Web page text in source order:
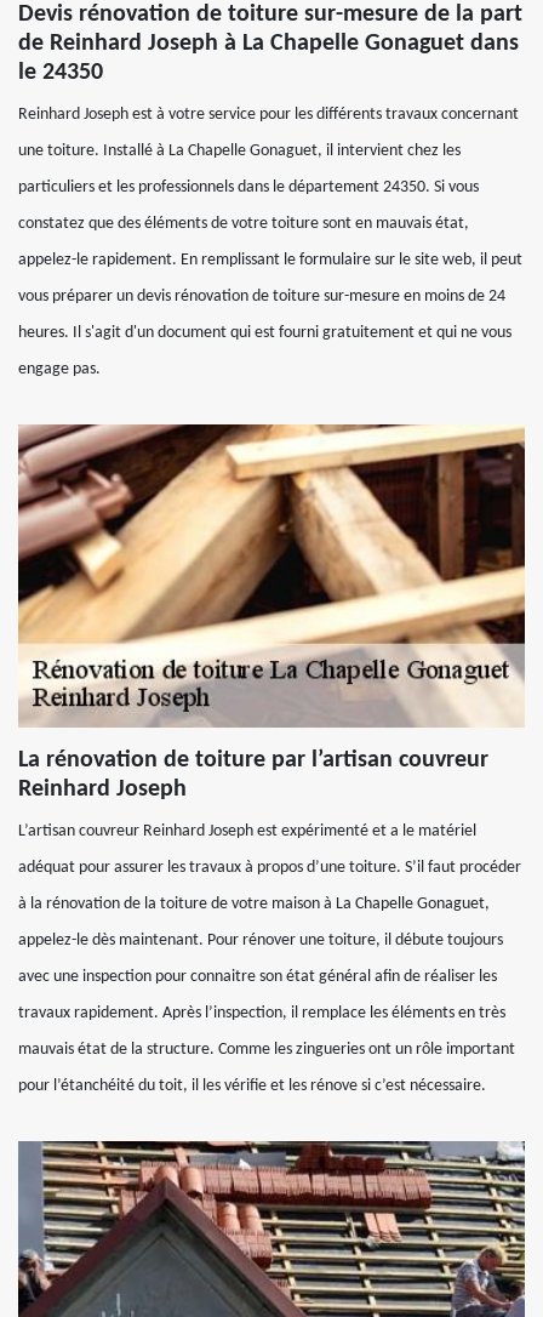
Devis rénovation de toiture sur-mesure de la part
de Reinhard Joseph à La Chapelle Gonaguet dans
le 24350
Reinhard Joseph est à votre service pour les différents travaux concernant
une toiture. Installé à La Chapelle Gonaguet, il intervient chez les
particuliers et les professionnels dans le département 24350. Si vous
constatez que des éléments de votre toiture sont en mauvais état,
appelez-le rapidement. En remplissant le formulaire sur le site web, il peut
vous préparer un devis rénovation de toiture sur-mesure en moins de 24
heures. Il s'agit d'un document qui est fourni gratuitement et qui ne vous
engage pas.
La rénovation de toiture par l’artisan couvreur
Reinhard Joseph
L’artisan couvreur Reinhard Joseph est expérimenté et a le matériel
adéquat pour assurer les travaux à propos d’une toiture. S’il faut procéder
à la rénovation de la toiture de votre maison à La Chapelle Gonaguet,
appelez-le dès maintenant. Pour rénover une toiture, il débute toujours
avec une inspection pour connaitre son état général afin de réaliser les
travaux rapidement. Après l’inspection, il remplace les éléments en très
mauvais état de la structure. Comme les zingueries ont un rôle important
pour l’étanchéité du toit, il les vérifie et les rénove si c’est nécessaire.